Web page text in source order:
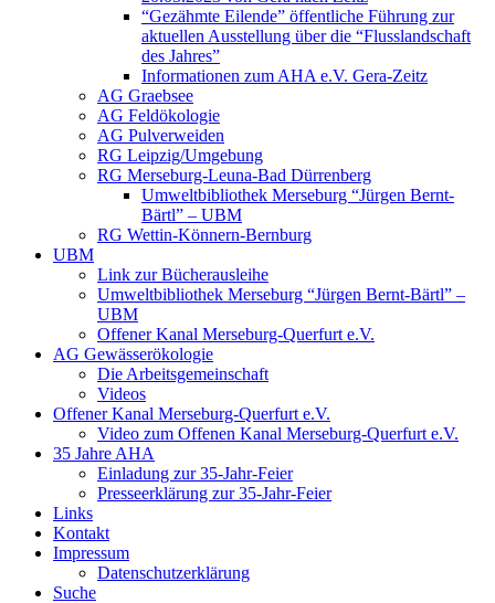
“Gezähmte Eilende” öffentliche Führung zur
aktuellen Ausstellung über die “Flusslandschaft
des Jahres”
Informationen zum AHA e.V. Gera-Zeitz
AG Graebsee
AG Feldökologie
AG Pulverweiden
RG Leipzig/Umgebung
RG Merseburg-Leuna-Bad Dürrenberg
Umweltbibliothek Merseburg “Jürgen Bernt-
Bärtl” – UBM
RG Wettin-Könnern-Bernburg
UBM
Link zur Bücherausleihe
Umweltbibliothek Merseburg “Jürgen Bernt-Bärtl” –
UBM
Offener Kanal Merseburg-Querfurt e.V.
AG Gewässerökologie
Die Arbeitsgemeinschaft
Videos
Offener Kanal Merseburg-Querfurt e.V.
Video zum Offenen Kanal Merseburg-Querfurt e.V.
35 Jahre AHA
Einladung zur 35-Jahr-Feier
Presseerklärung zur 35-Jahr-Feier
Links
Kontakt
Impressum
Datenschutzerklärung
Suche